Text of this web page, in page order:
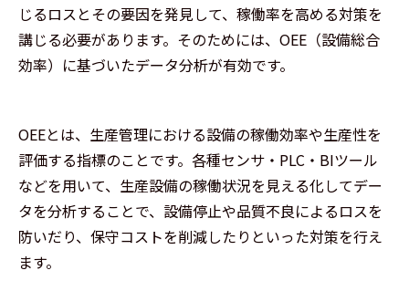
じるロスとその要因を発見して、稼働率を高める対策を
講じる必要があります。そのためには、OEE（設備総合
効率）に基づいたデータ分析が有効です。
OEEとは、生産管理における設備の稼働効率や生産性を
評価する指標のことです。各種センサ・PLC・BIツール
などを用いて、生産設備の稼働状況を見える化してデー
タを分析することで、設備停止や品質不良によるロスを
防いだり、保守コストを削減したりといった対策を行え
ます。